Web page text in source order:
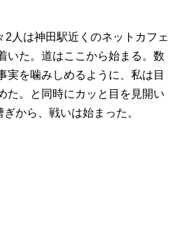
人は神田駅近くのネットカフェ
いた。道はここから始まる。数
実を噛みしめるように、私は目
た。と同時にカッと目を見開い
から、戦いは始まった。